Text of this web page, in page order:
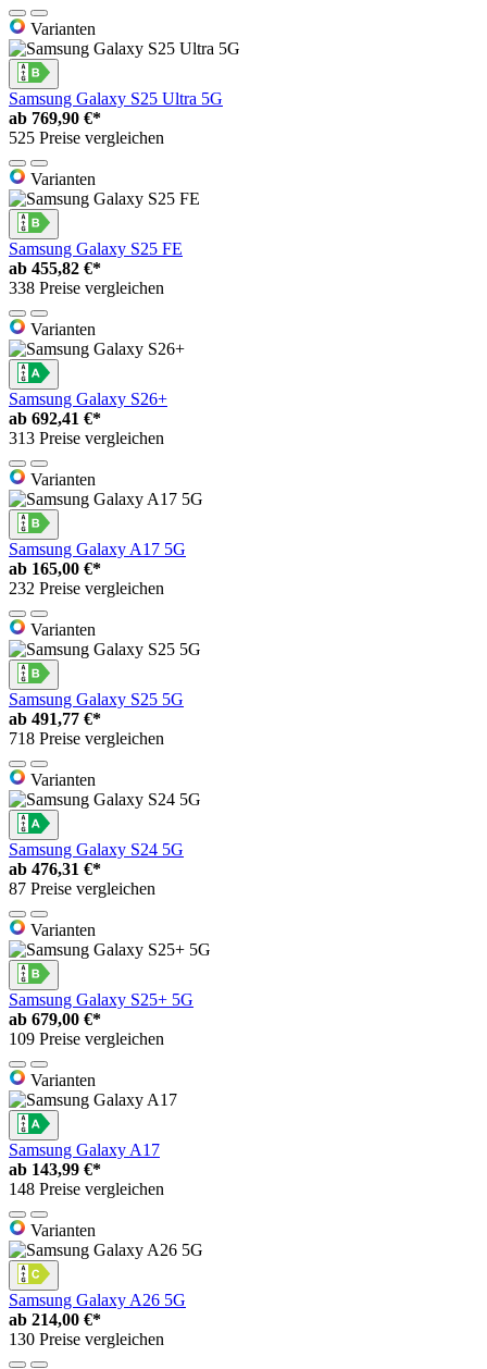
Varianten
Samsung Galaxy S25 Ultra 5G
ab 769,90 €*
525 Preise vergleichen
Varianten
Samsung Galaxy S25 FE
ab 455,82 €*
338 Preise vergleichen
Varianten
Samsung Galaxy S26+
ab 692,41 €*
313 Preise vergleichen
Varianten
Samsung Galaxy A17 5G
ab 165,00 €*
232 Preise vergleichen
Varianten
Samsung Galaxy S25 5G
ab 491,77 €*
718 Preise vergleichen
Varianten
Samsung Galaxy S24 5G
ab 476,31 €*
87 Preise vergleichen
Varianten
Samsung Galaxy S25+ 5G
ab 679,00 €*
109 Preise vergleichen
Varianten
Samsung Galaxy A17
ab 143,99 €*
148 Preise vergleichen
Varianten
Samsung Galaxy A26 5G
ab 214,00 €*
130 Preise vergleichen